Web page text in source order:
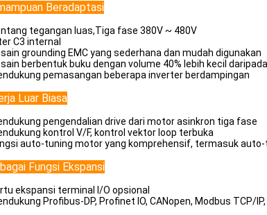
Beradaptasi
tegangan luas,Tiga fase 380V ~ 480V
C3 internal
grounding EMC yang sederhana dan mudah digunakan
berbentuk buku dengan volume 40% lebih kecil
pemasangan beberapa inverter berdampingan
Luar Biasa
pengendalian drive dari motor asinkron tiga fase
kontrol V/F, kontrol vektor loop terbuka
auto-tuning motor yang komprehensif, termasuk
Fungsi Ekspansi
ekspansi terminal I/O opsional
Profibus-DP, Profinet IO, CANopen, Modbus TCP/